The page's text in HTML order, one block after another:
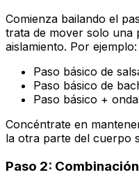
Comienza bailando el
trata de mover solo una
aislamiento. Por ejemplo:
Paso básico de
Paso básico de
Paso básico +
Concéntrate en
la otra parte del cuerpo
Paso 2: